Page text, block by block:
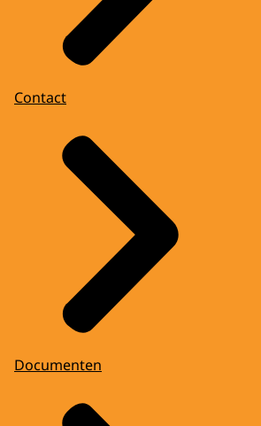
Contact
Documenten